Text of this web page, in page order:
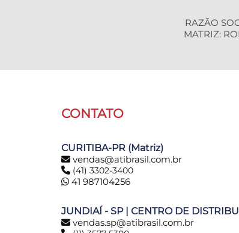
RAZÃO
MATRIZ:
CONTATO
CURITIBA-PR (Matriz)
vendas@atibrasil.com.br
(41) 3302-3400
41 987104256
JUNDIAÍ - SP | CENTRO DE
vendas.sp@atibrasil.com.br